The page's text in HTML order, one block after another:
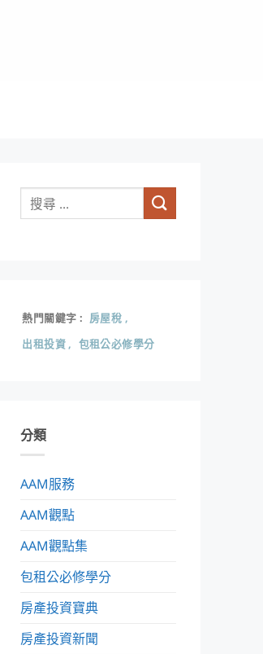
熱門關鍵字
房屋稅
出租投資
包租公必修學分
分類
AAM服務
AAM觀點
AAM觀點集
包租公必修學分
房產投資寶典
房產投資新聞